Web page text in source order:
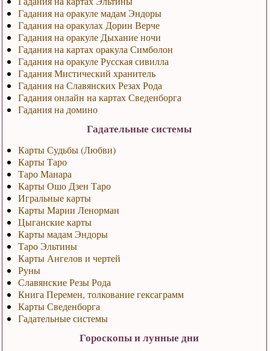
Гадания на оракуле мадам Эндоры
Гадания на оракулах Дорин Верче
Гадания на оракуле Дыхание ночи
Гадания на картах оракула Симболон
Гадания на оракуле Русская сивилла
Гадания Мистический хранитель
Гадания на Славянских Резах Рода
Гадания онлайн на картах Сведенборга
Гадания на домино
Гадательные системы
Карты Судьбы (Любви)
Карты Таро
Таро Манара
Карты Ошо Дзен Таро
Игральные карты
Карты Марии Ленорман
Цыганские карты
Карты мадам Эндоры
Таро Эльтины
Карты Ангелов и чертей
Руны
Славянские Резы Рода
Книга Перемен, толкование гексаграмм
Карты Сведенборга
Гадательные системы
Гороскопы и лунные дни